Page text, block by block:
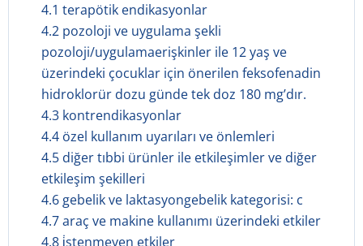
4.1 terapötik endikasyonlar
4.2 pozoloji ve uygulama şekli
pozoloji/uygulamaerişkinler ile 12 yaş ve
üzerindeki çocuklar için önerilen feksofenadin
hidroklorür dozu günde tek doz 180 mg’dır.
4.3 kontrendikasyonlar
4.4 özel kullanım uyarıları ve önlemleri
4.5 diğer tıbbi ürünler ile etkileşimler ve diğer
etkileşim şekilleri
4.6 gebelik ve laktasyongebelik kategorisi: c
4.7 araç ve makine kullanımı üzerindeki etkiler
4.8 i̇stenmeyen etkiler